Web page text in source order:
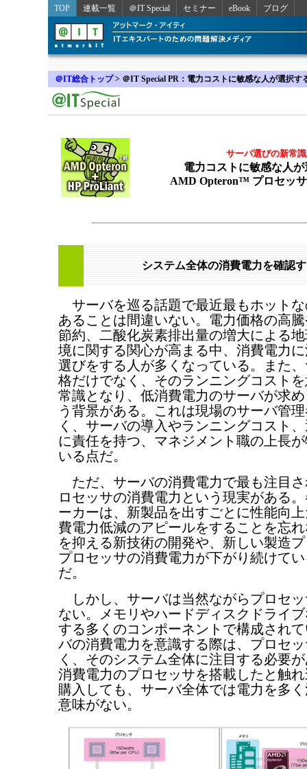
TOP 連載一覧 ＠IT Special セミナー eBook ブログ
＠IT総合トップ> ＠IT Special PR：電力コストに敏感な人が選択
サーバ選びの新常識
電力コストに敏感な人
AMD Opteron™ プロセッ
システム全体の消費電力を確認
サーバを巡る話題で最近最もホット
あることは間違いない。電力価格の高
節約、二酸化炭素排出量の増大による
境に関する関心が高まる中、消費電力
選びをする人が多くなっている。また
格だけでなく、そのランニングコスト
常識となり、低消費電力のサーバが求
う背景がある。これは現場のサーバ管
く、サーバの導入やランニングコスト
に責任を持つ、マネジメント職の上長
いる点だ。
ただ、サーバの消費電力で最も注目
ロセッサの消費電力という現実がある
ーカーは、新製品を出すごとに性能向
費電力低減のアピールをすることを忘
を抑える新技術の開発や、新しい製造
プロセッサの消費電力が下がり続けて
だ。
しかし、サーバは当然ながらプロセ
ない。メモリやハードディスクドライ
する多くのコンポーネントで構成され
バの消費電力を意識する際は、プロセ
く、そのシステム全体に注目する必要
消費電力のプロセッサを搭載したと触
購入しても、サーバ全体では電力を多
意味がない。